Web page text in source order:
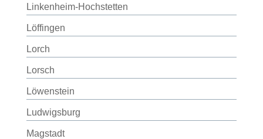
Linkenheim-Hochstetten
Löffingen
Lorch
Lorsch
Löwenstein
Ludwigsburg
Magstadt